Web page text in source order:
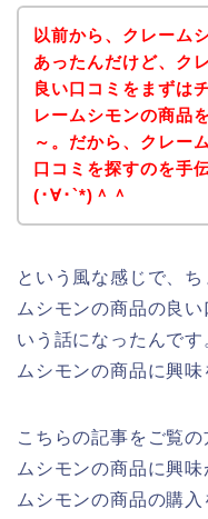
以前から、クレーム
あったんだけど、ク
良い口コミをまずは
レームシモンの商品
～。だから、クレー
口コミを探すのを手
(･∀･`*)＾＾
という風な感じで、
ムシモンの商品の良
いう話になったんで
ムシモンの商品に興
こちらの記事をご覧
ムシモンの商品に興
ムシモンの商品の購